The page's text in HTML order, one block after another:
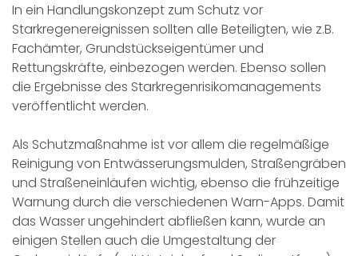
In ein Handlungskonzept zum Schutz vor
Starkregenereignissen sollten alle Beteiligten, wie z.B.
Fachämter, Grundstückseigentümer und
Rettungskräfte, einbezogen werden. Ebenso sollen
die Ergebnisse des Starkregenrisikomanagements
veröffentlicht werden.
Als Schutzmaßnahme ist vor allem die regelmäßige
Reinigung von Entwässerungsmulden, Straßengräben
und Straßeneinläufen wichtig, ebenso die frühzeitige
Warnung durch die verschiedenen Warn-Apps. Damit
das Wasser ungehindert abfließen kann, wurde an
einigen Stellen auch die Umgestaltung der